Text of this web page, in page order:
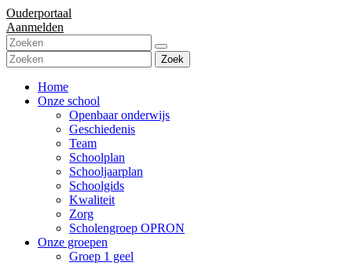
Ouderportaal
Aanmelden
Zoek
Home
Onze school
Openbaar onderwijs
Geschiedenis
Team
Schoolplan
Schooljaarplan
Schoolgids
Kwaliteit
Zorg
Scholengroep OPRON
Onze groepen
Groep 1 geel